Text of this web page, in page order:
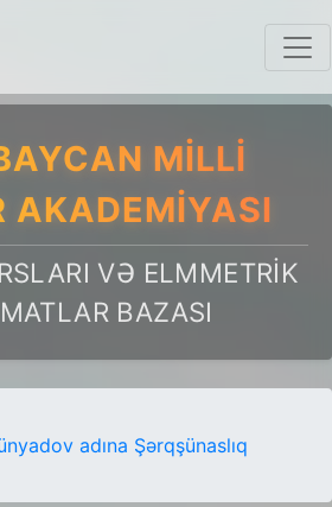
MILLI
AKADEMIYASI
VƏ ELMMETRIK
BAZASI
adına Şərqşünaslıq